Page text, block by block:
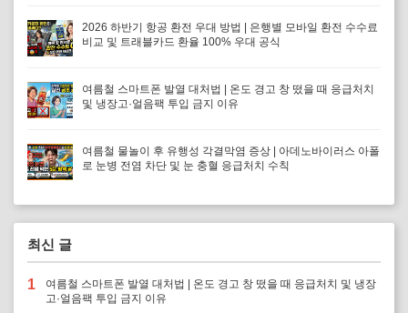
2026 하반기 항공 환전 우대 방법 | 은행별 모바일 환전 수수료
비교 및 트래블카드 환율 100% 우대 공식
여름철 스마트폰 발열 대처법 | 온도 경고 창 떴을 때 응급처치
및 냉장고·얼음팩 투입 금지 이유
여름철 물놀이 후 유행성 각결막염 증상 | 아데노바이러스 아폴
로 눈병 전염 차단 및 눈 충혈 응급처치 수칙
최신 글
1
여름철 스마트폰 발열 대처법 | 온도 경고 창 떴을 때 응급처치 및 냉장
고·얼음팩 투입 금지 이유